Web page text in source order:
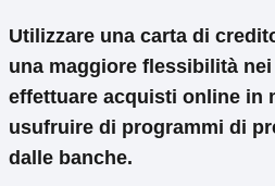
Utilizzare una carta di
una maggiore flessibilità
effettuare acquisti online in
usufruire di programmi di
dalle banche.